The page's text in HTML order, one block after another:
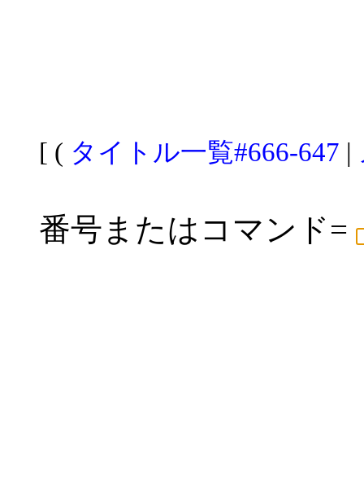
[ ( タイトル一覧#666-647 |
番号またはコマンド=